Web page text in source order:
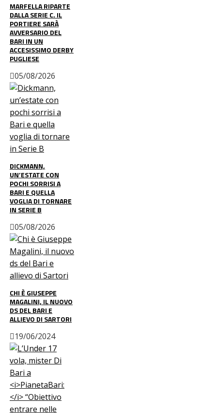
MARFELLA RIPARTE
DALLA SERIE C. IL
PORTIERE SARÀ
AVVERSARIO DEL
BARI IN UN
ACCESISSIMO DERBY
PUGLIESE
05/08/2026
DICKMANN,
UN’ESTATE CON
POCHI SORRISI A
BARI E QUELLA
VOGLIA DI TORNARE
IN SERIE B
05/08/2026
CHI È GIUSEPPE
MAGALINI, IL NUOVO
DS DEL BARI E
ALLIEVO DI SARTORI
19/06/2024